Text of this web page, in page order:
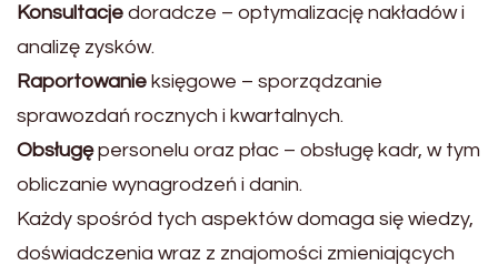
Konsultacje doradcze – optymalizację nakładów i
analizę zysków.
Raportowanie księgowe – sporządzanie
sprawozdań rocznych i kwartalnych.
Obsługępersonelu oraz płac – obsługę kadr, w tym
obliczanie wynagrodzeń i danin.
Każdy spośród tych aspektów domaga się wiedzy,
doświadczenia wraz z znajomości zmieniających